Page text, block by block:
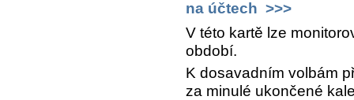
na účtech >>>
V této kartě lze
období.
K dosavadním volbám
za minulé ukončené